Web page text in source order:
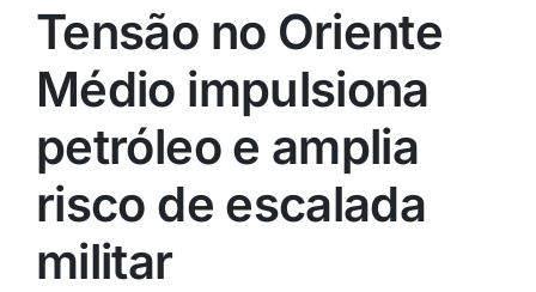
Tensão no Oriente
Médio impulsiona
petróleo e amplia
risco de escalada
militar